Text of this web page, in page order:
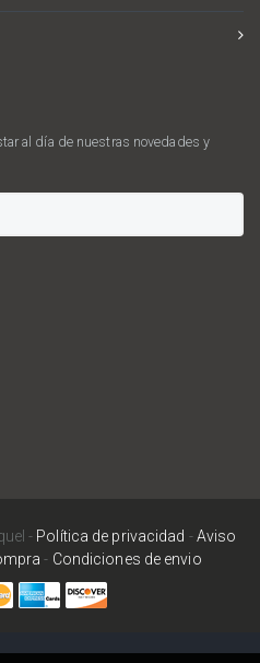
al día de nuestras novedades y
- Política de privacidad -Aviso
- Condiciones de envio